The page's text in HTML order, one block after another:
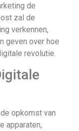
de
zal de
verkennen,
geven over hoe
revolutie.
opkomst van
apparaten,